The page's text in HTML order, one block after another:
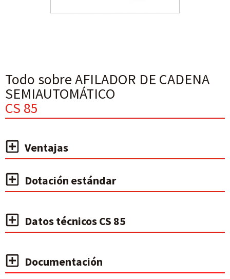
Todo sobre AFILADOR DE CADENA
SEMIAUTOMÁTICO
CS 85
Ventajas
Dotación estándar
Datos técnicos CS 85
Documentación